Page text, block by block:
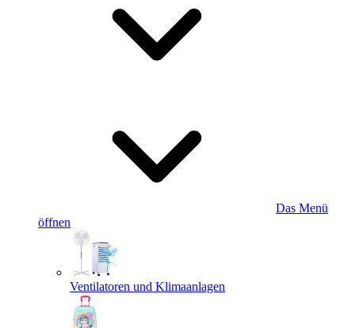
Das Menü
öffnen
Ventilatoren und Klimaanlagen